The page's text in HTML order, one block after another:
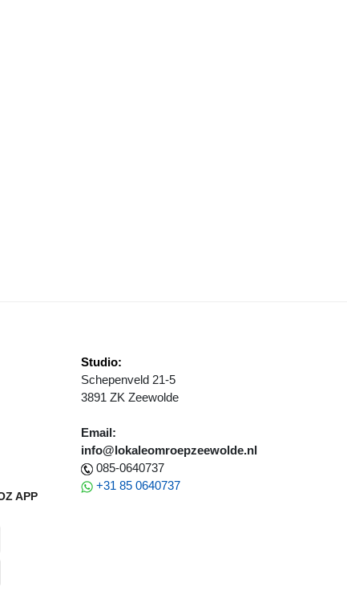
TREKT GERICHTERE BEZOEKERS DAN
APP
Studio:
Schepenveld 21-5
3891 ZK Zeewolde
Email:
info@lokaleomroepzeewolde.nl
085-0640737
+31 85 0640737